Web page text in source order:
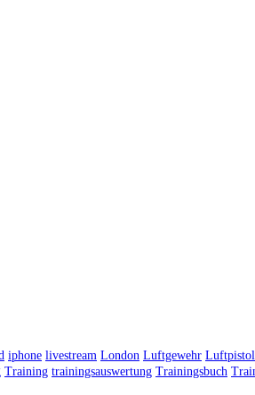
iphone livestream London Luftgewehr
Training trainingsauswertung Trainingsbuch